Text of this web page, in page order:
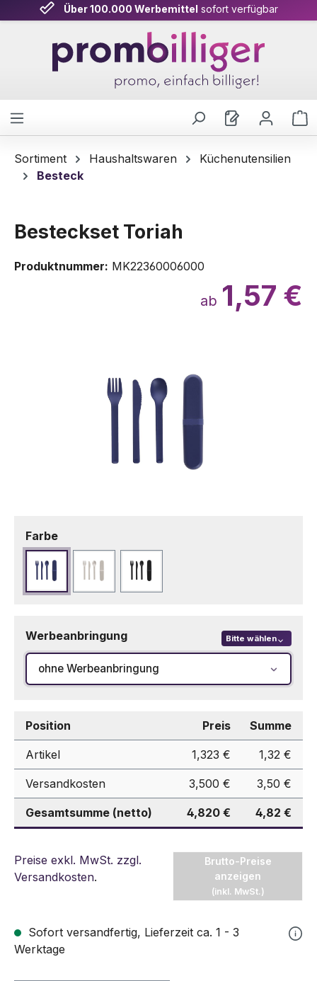
Zum Hauptinhalt springen
Über 100.000 Werbemittel sofort verfügbar
Sortiment Haushaltswaren
Küchenutensilien
Besteck
Besteckset Toriah
Produktnummer: MK22360006000
ab 1,57 €
Farbeauswählen
MarineblauNaturfarbeSchwarz
Werbeanbringung Bitte wählen
ohne Werbeanbringung
Position Preis Summe
Artikel 1,323 € 1,32 €
Versandkosten 3,500 € 3,50 €
Gesamtsumme (netto) 4,820 € 4,82 €
Preise exkl. MwSt. zzgl.
Versandkosten.
Brutto-Preise
anzeigen
(inkl. MwSt.)
Sofort versandfertig, Lieferzeit ca. 1 - 3
Werktage